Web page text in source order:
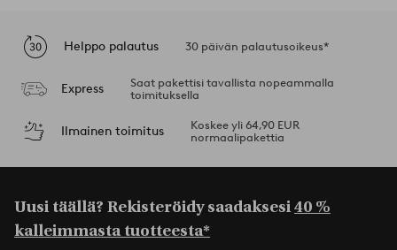
Helppo palautus 30 päivän palautusoikeus*
Express
Saat pakettisi tavallista nopeammalla
toimituksella
Ilmainen toimitus
Koskee yli 64,90 EUR
normaalipakettia
Uusi täällä? Rekisteröidy saadaksesi40 %
kalleimmasta tuotteesta*